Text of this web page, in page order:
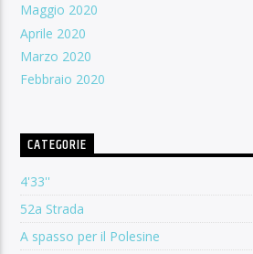
Maggio 2020
Aprile 2020
Marzo 2020
Febbraio 2020
CATEGORIE
4'33''
52a Strada
A spasso per il Polesine